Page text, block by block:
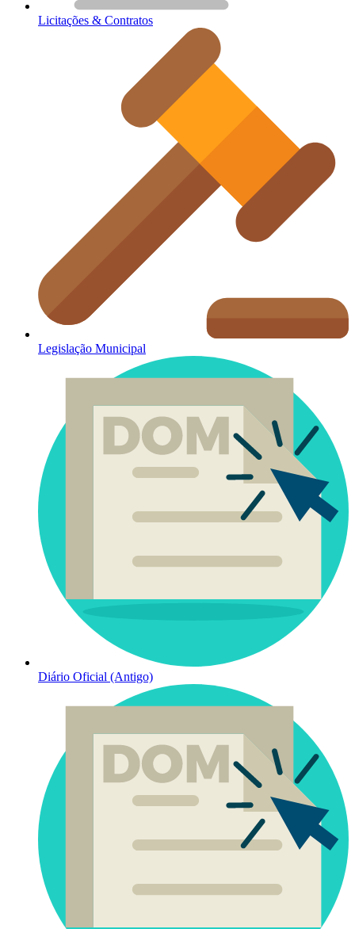
Licitações & Contratos
Legislação Municipal
Diário Oficial (Antigo)